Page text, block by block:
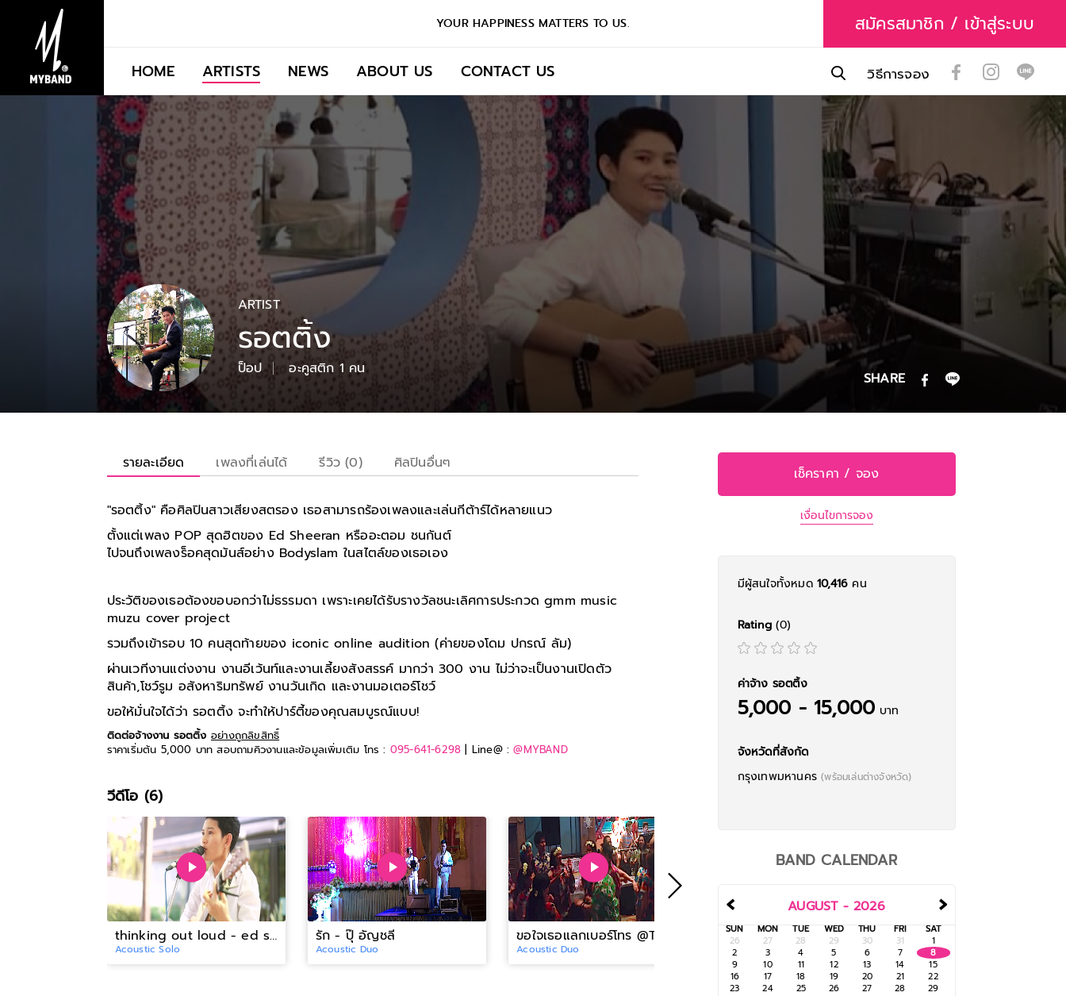
YOUR HAPPINESS MATTERS TO US. สมัครสมาชิก / เข้าสู่ระบบ
HOME ARTISTS NEWS ABOUT US CONTACT US วิธีการจอง
ARTIST
รอตติ้ง
ป็อป อะคูสติก 1 คน
SHARE
รายละเอียด เพลงที่เล่นได้ รีวิว (0) ศิลปินอื่นๆ
"รอตติ้ง" คือศิลปินสาวเสียงสตรอง เธอสามารถร้องเพลงและเล่นกีต้าร์ได้หลายแนว
ตั้งแต่เพลง POP สุดฮิตของ Ed Sheeran หรืออะตอม ชนกันต์
ไปจนถึงเพลงร็อคสุดมันส์อย่าง Bodyslam ในสไตล์ของเธอเอง
ประวัติของเธอต้องขอบอกว่าไม่ธรรมดา เพราะเคยได้รับรางวัลชนะเลิศการประกวด gmm music
muzu cover project
รวมถึงเข้ารอบ 10 คนสุดท้ายของ iconic online audition (ค่ายของโดม ปกรณ์ ลัม)
ผ่านเวทีงานแต่งงาน งานอีเว้นท์และงานเลี้ยงสังสรรค์ มากว่า 300 งาน ไม่ว่าจะเป็นงานเปิดตัว
สินค้า,โชว์รูม อสังหาริมทรัพย์ งานวันเกิด และงานมอเตอร์โชว์
ขอให้มั่นใจได้ว่า รอตติ้ง จะทำให้ปาร์ตี้ของคุณสมบูรณ์แบบ!
ติดต่อจ้างงาน รอตติ้ง อย่างถูกลิขสิทธิ์
ราคาเริ่มต้น 5,000 บาท สอบถามคิวงานและข้อมูลเพิ่มเติม โทร : 095-641-6298 | Line@ :@MYBAND
วีดีโอ (6)
thinking out loud - ed sheeran
Acoustic Solo
รัก - ปุ๊ อัญชลี
Acoustic Duo Acoustic Duo
การเดินทาง - ชาติ สุชาติ
Acoustic Trio
ok นะคะ - แคทรียา อิงลิช
Acoustic Trio
เช็คราคา / จอง
เงื่อนไขการจอง
มีผู้สนใจทั้งหมด 10,416 คน
Rating(0)
ค่าจ้าง รอตติ้ง
5,000 - 15,000 บาท
จังหวัดที่สังกัด
กรุงเทพมหานคร(พร้อมเล่นต่างจังหวัด)
BAND CALENDAR
‹ ›
AUGUST - 2026
SUN MON TUE WED THU FRI
SAT
26
27 28 29 30 31
1
2
3 4 5 6 7
8
9
10 11 12 13 14
15
16
17 18 19 20 21
22
23
24 25 26 27 28
29